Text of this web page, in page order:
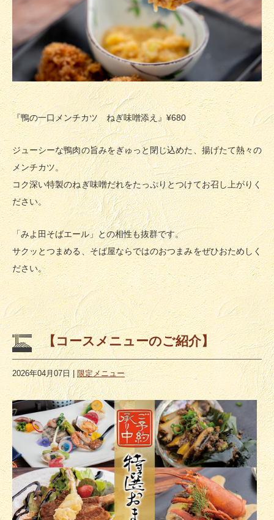
『鴨の一口メンチカツ ねぎ味噌添え』¥680
ジューシーな鴨肉の旨みをぎゅっと閉じ込めた、揚げたて熱々の
メンチカツ。
コク深い特製のねぎ味噌だれをたっぷりとつけてお召し上がりく
ださい。
「みよ田そばエール」との相性も抜群です。
サクッとつまめる、そば屋ならではのおつまみをぜひおためしく
ださい。
【コースメニューのご紹介】
2026年04月07日|限定メニュー